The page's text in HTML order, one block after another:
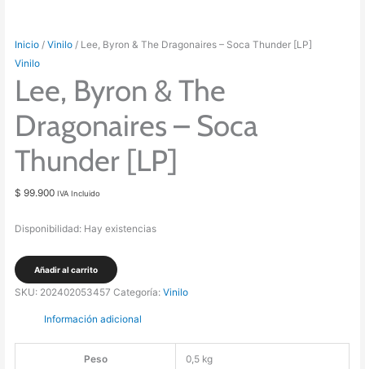
Inicio /Vinilo / Lee, Byron & The Dragonaires – Soca Thunder [LP]
Vinilo
Lee, Byron & The
Dragonaires – Soca
Thunder [LP]
$ 99.900 IVA Incluido
Disponibilidad: Hay existencias
Lee,
Byron
Añadir al carrito
SKU: 202402053457 Categoría:Vinilo
Información adicional
Peso 0,5 kg